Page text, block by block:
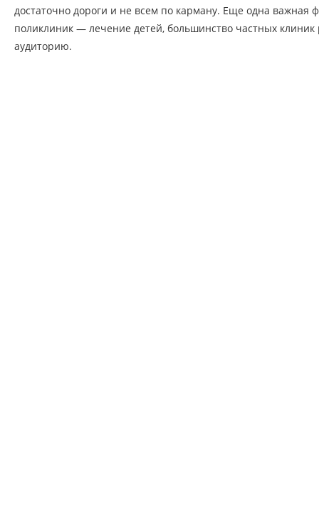
достаточно дороги и не всем по карману. Еще одна важная
поликлиник — лечение детей, большинство частных клиник
аудиторию.